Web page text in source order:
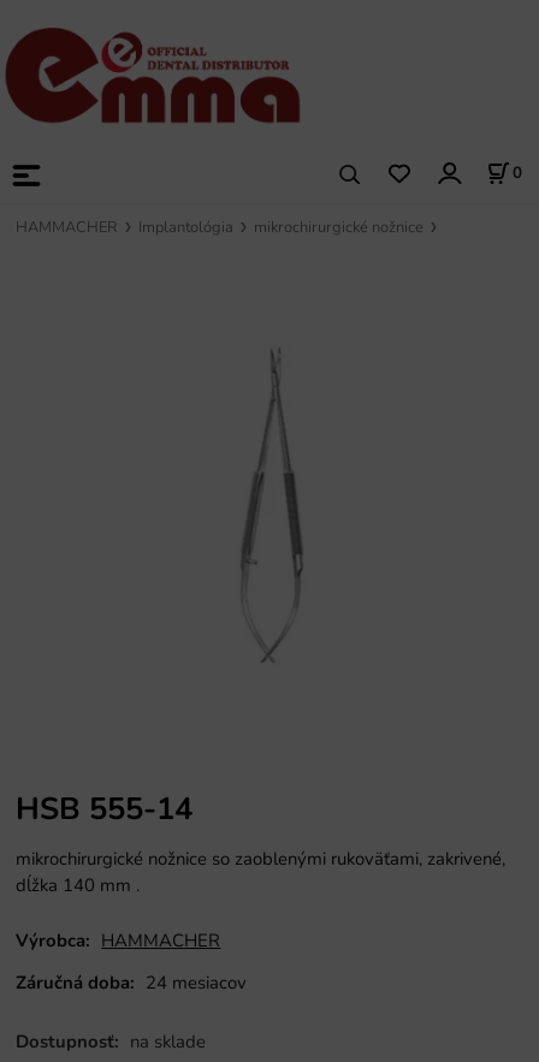
0
HAMMACHER Implantológia mikrochirurgické nožnice
HSB 555-14
mikrochirurgické nožnice so zaoblenými rukoväťami, zakrivené,
dĺžka 140 mm .
Výrobca: HAMMACHER
Záručná doba: 24 mesiacov
Dostupnosť: na sklade